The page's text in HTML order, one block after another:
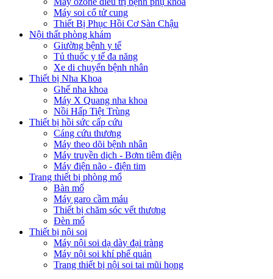
Máy soi cổ tử cung
Thiết Bị Phục Hồi Cơ Sàn Chậu
Nội thất phòng khám
Giường bệnh y tế
Tủ thuốc y tế đa năng
Xe di chuyển bệnh nhân
Thiết bị Nha Khoa
Ghế nha khoa
Máy X Quang nha khoa
Nồi Hấp Tiệt Trùng
Thiết bị hồi sức cấp cứu
Cáng cứu thương
Máy theo dõi bệnh nhân
Máy truyền dịch - Bơm tiêm điện
Máy điện não - điện tim
Trang thiết bị phòng mổ
Bàn mổ
Máy garo cầm máu
Thiết bị chăm sóc vết thương
Đèn mổ
Thiết bị nội soi
Máy nội soi dạ dày đại tràng
Máy nội soi khí phế quản
Trang thiết bị nội soi tai mũi họng